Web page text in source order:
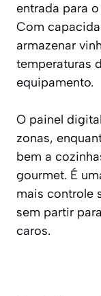
entrada para
Com
armazenar
temperaturas
equipamento.
O painel
zonas,
bem a
gourmet. É
mais controle
sem partir
caros.